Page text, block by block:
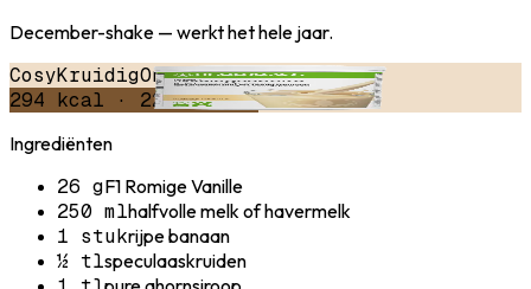
December-shake — werkt het hele jaar.
CosyKruidigOntbijt
294 kcal · 22g eiwit
Ingrediënten
26 gF1 Romige Vanille
250 mlhalfvolle melk of havermelk
1 stukrijpe banaan
½ tlspeculaaskruiden